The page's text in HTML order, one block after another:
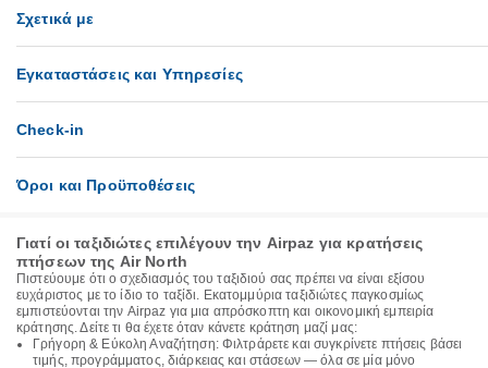
Σχετικά με
Εγκαταστάσεις και Υπηρεσίες
Check-in
Όροι και Προϋποθέσεις
Γιατί οι ταξιδιώτες επιλέγουν την Airpaz για κρατήσεις
πτήσεων της Air North
Πιστεύουμε ότι ο σχεδιασμός του ταξιδιού σας πρέπει να είναι εξίσου
ευχάριστος με το ίδιο το ταξίδι. Εκατομμύρια ταξιδιώτες παγκοσμίως
εμπιστεύονται την Airpaz για μια απρόσκοπτη και οικονομική εμπειρία
κράτησης. Δείτε τι θα έχετε όταν κάνετε κράτηση μαζί μας:
Γρήγορη & Εύκολη Αναζήτηση: Φιλτράρετε και συγκρίνετε πτήσεις βάσει
τιμής, προγράμματος, διάρκειας και στάσεων — όλα σε μία μόνο